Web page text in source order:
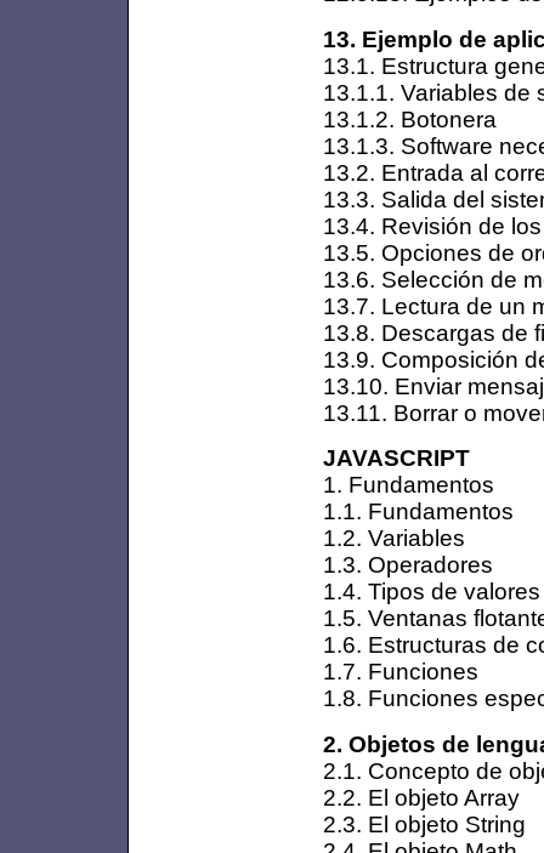
13. Ejemplo de
13.1. Estructura
13.1.1. Variables de
13.1.2. Botonera
13.1.3. Software
13.2. Entrada al
13.3. Salida del
13.4. Revisión de
13.5. Opciones de
13.6. Selección de
13.7. Lectura de un
13.8. Descargas de
13.9. Composición
13.10. Enviar
13.11. Borrar o
JAVASCRIPT
1. Fundamentos
1.1. Fundamentos
1.2. Variables
1.3. Operadores
1.4. Tipos de valores
1.5. Ventanas
1.6. Estructuras de
1.7. Funciones
1.8. Funciones
2. Objetos de
2.1. Concepto de
2.2. El objeto Array
2.3. El objeto String